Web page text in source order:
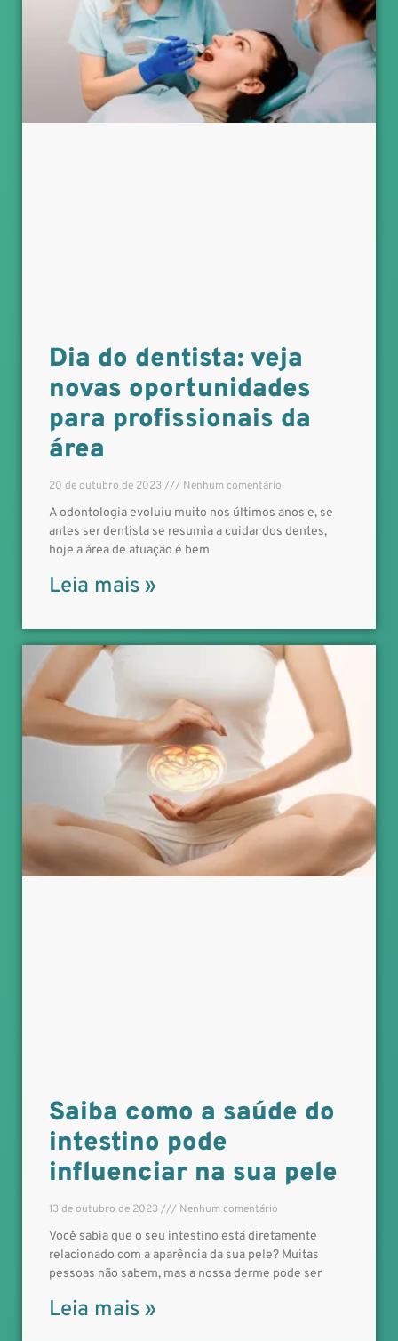
Dia do dentista: veja
novas oportunidades
para profissionais da
área
20 de outubro de 2023 Nenhum comentário
A odontologia evoluiu muito nos últimos anos e, se
antes ser dentista se resumia a cuidar dos dentes,
hoje a área de atuação é bem
Leia mais »
Saiba como a saúde do
intestino pode
influenciar na sua pele
13 de outubro de 2023 Nenhum comentário
Você sabia que o seu intestino está diretamente
relacionado com a aparência da sua pele? Muitas
pessoas não sabem, mas a nossa derme pode ser
Leia mais »